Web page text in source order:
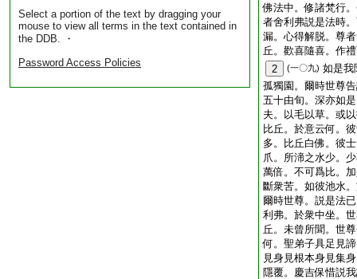
Select a portion of the text by dragging your
mouse to view all terms in the text contained in
the DDB. ・
Password Access Policies
佛法中。修諸梵行
者舍利弗説是法時
漏。心得解脱。尊
丘。歡喜隨喜。作
2
(一〇九) 如是我
孤獨園。爾時世尊
五十由旬。深亦如
夫。以毛以草。或
比丘。於意云何。
多。比丘白佛。彼
爪。所渧之水少。
萬倍。不可爲比。
斷衆苦。如彼池水
爾時世尊。説是法
利弗。於衆中坐。
丘。未曾所聞。世
何。聖弟子具足見
見身見根本身見集
隱覆。慶吉保惜説